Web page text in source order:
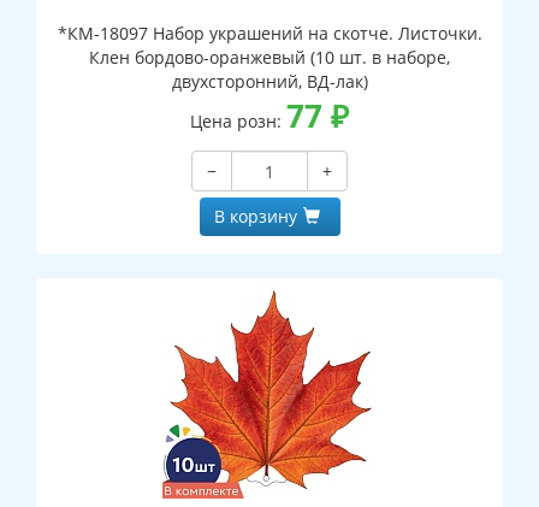
*КМ-18097 Набор украшений на скотче. Листочки.
Клен бордово-оранжевый (10 шт. в наборе,
двухсторонний, ВД-лак)
Цена розн: 77 ₽
−
+
В корзину